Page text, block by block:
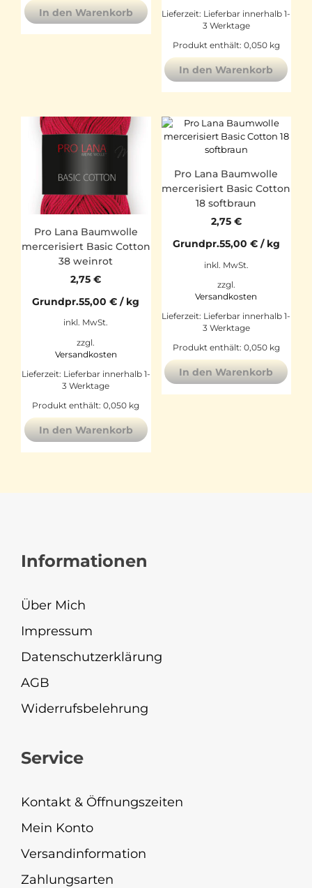
In den Warenkorb Lieferzeit: Lieferbar innerhalb 1-
3 Werktage
Produkt enthält: 0,050 kg
In den Warenkorb
Pro Lana Baumwolle
mercerisiert Basic Cotton
38 weinrot
2,75€
Grundpr.55,00€ / kg
inkl. MwSt.
zzgl.
Versandkosten
Lieferzeit: Lieferbar innerhalb 1-
3 Werktage
Produkt enthält: 0,050 kg
In den Warenkorb
Pro Lana Baumwolle
mercerisiert Basic Cotton
18 softbraun
2,75 €
Grundpr.55,00 €/ kg
inkl. MwSt.
zzgl.
Versandkosten
Lieferzeit: Lieferbar innerhalb 1-
3 Werktage
Produkt enthält: 0,050 kg
In den Warenkorb
Informationen
Über Mich
Impressum
Datenschutzerklärung
AGB
Widerrufsbelehrung
Service
Kontakt & Öffnungszeiten
Mein Konto
Versandinformation
Zahlungsarten